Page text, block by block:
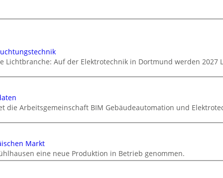
Lichtbranche: Auf der Elektrotechnik in Dortmund werden
die Arbeitsgemeinschaft BIM Gebäudeautomation und
Markt
eine neue Produktion in Betrieb genommen.